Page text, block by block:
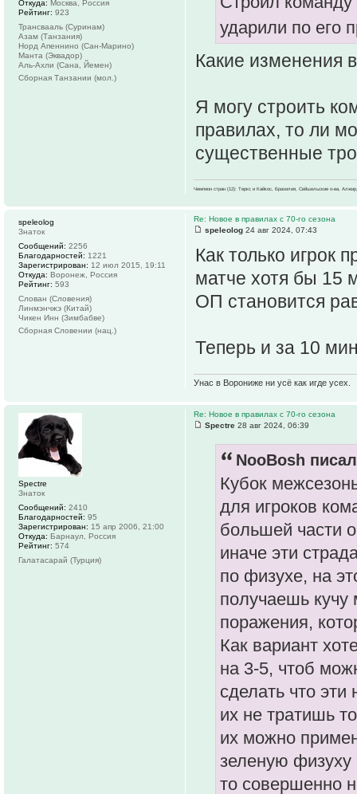
ударили по его
Какие изменения
Я могу строить
правилах, то ли
существенные
Чемпион стран (12): Теркс и Кайкос, Бразилия, Сейшельские о-ва,
Откуда: Москва, Россия
Рейтинг: 923
Трансвааль (Суринам)
Азам (Танзания)
Норд Апеннино (Сан-Марино)
Манта (Эквадор)
Аль-Ахли (Сана, Йемен)
Сборная Танзании (мол.)
Re: Новое в правилах с 70-го сезона
speleolog 24 авг 2024, 07:43
Как только игрок
матче хотя бы 15
ОП становится
Теперь и за 10
Унас в Ворониже ни усё как игде усех.
speleolog
Знаток
Сообщений: 2256
Благодарностей: 1221
Зарегистрирован: 12 июл 2015, 19:11
Откуда: Воронеж, Россия
Рейтинг: 593
Слован (Словения)
Линмэнчжэ (Китай)
Чикен Инн (Зимбабве)
Сборная Словении (нац.)
Re: Новое в правилах с 70-го сезона
Spectre 28 авг 2024, 06:39
NooBosh
Кубок
для игроков
большей части
иначе эти
по физухе, на
получаешь кучу
поражения,
Как вариант
на 3-5, чтоб
сделать что
их не тратишь
их можно
зеленую физуху
то совершенно
Spectre
Знаток
Сообщений: 2410
Благодарностей: 95
Зарегистрирован: 15 апр 2006, 21:00
Откуда: Барнаул, Россия
Рейтинг: 574
Галатасарай (Турция)